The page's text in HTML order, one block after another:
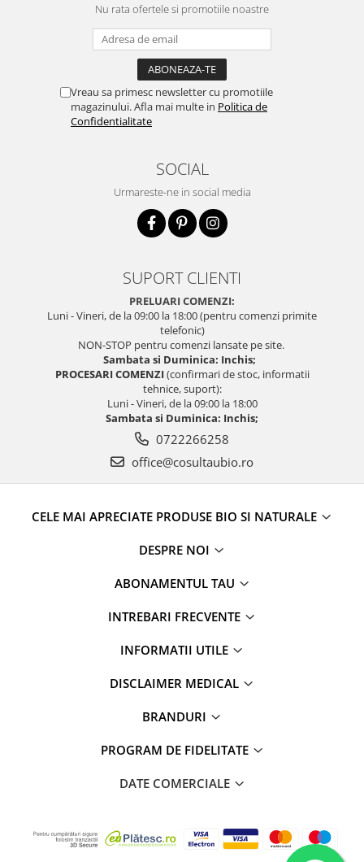
Nu rata ofertele si promotiile noastre
Vreau sa primesc newsletter cu promotiile
magazinului. Afla mai multe in Politica de
Confidentialitate
SOCIAL
Urmareste-ne in social media
SUPORT CLIENTI
PRELUARI COMENZI:
Luni - Vineri, de la 09:00 la 18:00 (pentru comenzi primite
telefonic)
NON-STOP pentru comenzi lansate pe site.
Sambata si Duminica: Inchis;
PROCESARI COMENZI(confirmari de stoc, informatii
tehnice, suport):
Luni - Vineri, de la 09:00 la 18:00
Sambata si Duminica: Inchis;
0722266258
office@cosultaubio.ro
CELE MAI APRECIATE PRODUSE BIO SI NATURALE
DESPRE NOI
ABONAMENTUL TAU
INTREBARI FRECVENTE
INFORMATII UTILE
DISCLAIMER MEDICAL
BRANDURI
PROGRAM DE FIDELITATE
DATE COMERCIALE